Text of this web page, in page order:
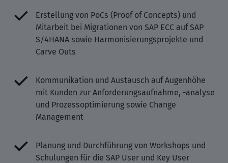
Erstellung von PoCs (Proof of Concepts) und
Mitarbeit bei Migrationen von SAP ECC auf SAP
S/4HANA sowie Harmonisierungsprojekte und
Carve Outs
Kommunikation und Austausch auf Augenhöhe
mit Kunden zur Anforderungsaufnahme, -analyse
und Prozessoptimierung sowie Change
Management
Planung und Durchführung von Workshops und
Schulungen für die SAP User und Key User